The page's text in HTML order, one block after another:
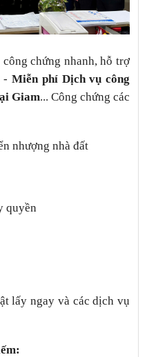
chứng nhanh, hỗ trợ
-Miễn phí Dịch vụ công
Giam... Công chứng các
nhượng nhà đất
quyền
lấy ngay và các dịch vụ